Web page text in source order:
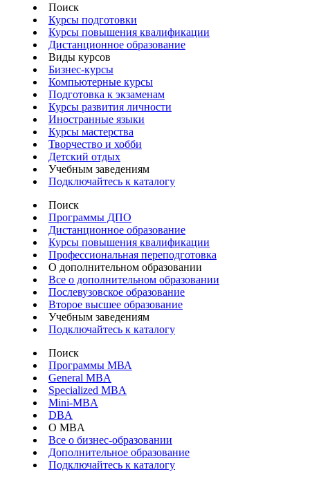
Поиск
Курсы подготовки
Курсы повышения квалификации
Дистанционное образование
Виды курсов
Бизнес-курсы
Компьютерные курсы
Подготовка к экзаменам
Курсы развития личности
Иностранные языки
Курсы мастерства
Творчество и хобби
Детский отдых
Учебным заведениям
Подключайтесь к каталогу
Поиск
Программы ДПО
Дистанционное образование
Курсы повышения квалификации
Профессиональная переподготовка
О дополнительном образовании
Все о дополнительном образовании
Послевузовское образование
Второе высшее образование
Учебным заведениям
Подключайтесь к каталогу
Поиск
Программы МВА
General MBA
Specialized MBA
Mini-MBA
DBA
О MBA
Все о бизнес-образовании
Дополнительное образование
Подключайтесь к каталогу